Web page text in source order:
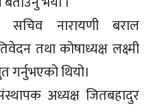
नारायणी बराल
तथा कोषाध्यक्ष लक्ष्मी
गर्नुभएको थियो।
अध्यक्ष जितबहादुर